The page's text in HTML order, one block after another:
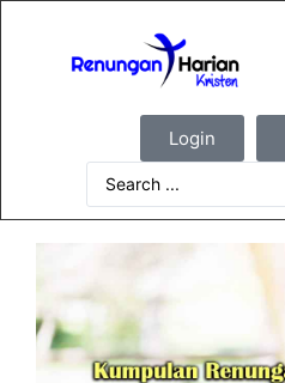
Login